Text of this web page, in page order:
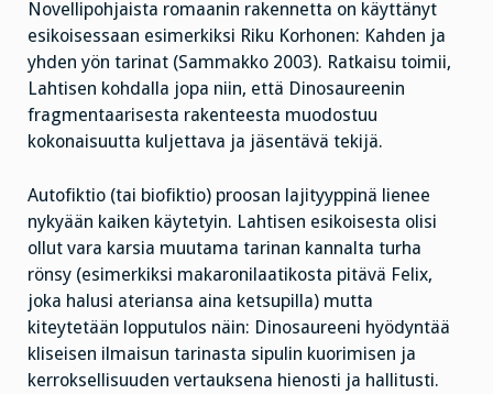
Novellipohjaista romaanin rakennetta on käyttänyt
esikoisessaan esimerkiksi Riku Korhonen: Kahden ja
yhden yön tarinat (Sammakko 2003). Ratkaisu toimii,
Lahtisen kohdalla jopa niin, että Dinosaureenin
fragmentaarisesta rakenteesta muodostuu
kokonaisuutta kuljettava ja jäsentävä tekijä.
Autofiktio (tai biofiktio) proosan lajityyppinä lienee
nykyään kaiken käytetyin. Lahtisen esikoisesta olisi
ollut vara karsia muutama tarinan kannalta turha
rönsy (esimerkiksi makaronilaatikosta pitävä Felix,
joka halusi ateriansa aina ketsupilla) mutta
kiteytetään lopputulos näin: Dinosaureeni hyödyntää
kliseisen ilmaisun tarinasta sipulin kuorimisen ja
kerroksellisuuden vertauksena hienosti ja hallitusti.